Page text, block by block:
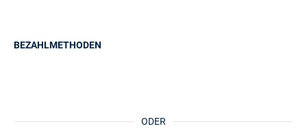
ODER
BEZAHLMETHODEN